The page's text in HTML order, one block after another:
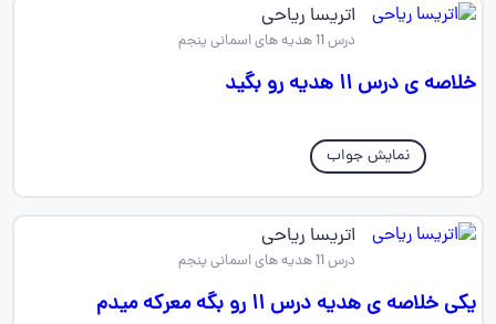
اتریسا ریاحی
درس 11 هدیه های اسمانی پنجم
خلاصه ی درس ۱۱ هدیه رو بگید
نمایش جواب
اتریسا ریاحی
درس 11 هدیه های اسمانی پنجم
یکی خلاصه ی هدیه درس ۱۱ رو بگه معرکه میدم